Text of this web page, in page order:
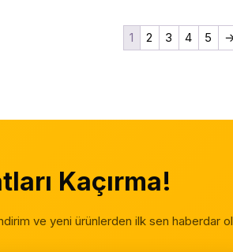
1 2 3 4 5
Kaçırma!
ve yeni ürünlerden ilk sen haberdar